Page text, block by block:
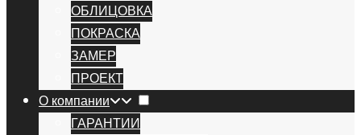
ОБЛИЦОВКА
ПОКРАСКА
ЗАМЕР
ПРОЕКТ
О компании
ГАРАНТИИ